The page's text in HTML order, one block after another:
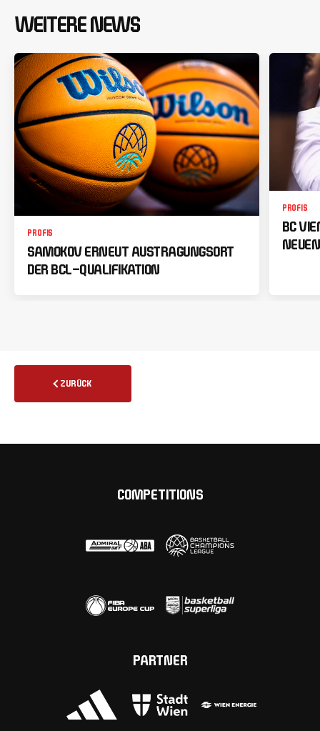
WEITERE NEWS
PROFIS
SAMOKOV ERNEUT AUSTRAGUNGSORT
DER BCL-QUALIFIKATION
PROFIS
BC
ZURÜCK
COMPETITIONS
PARTNER